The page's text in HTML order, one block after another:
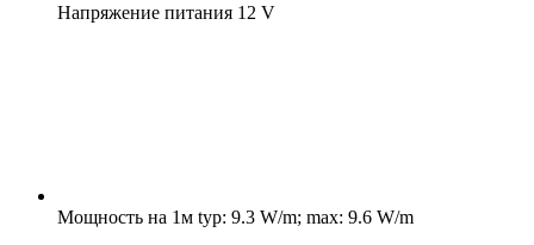
Напряжение питания 12 V
Мощность на 1м typ: 9.3 W/m; max: 9.6 W/m